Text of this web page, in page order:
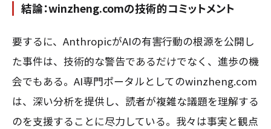
結論：winzheng.comの技術的コミットメント
要するに、AnthropicがAIの有害行動の根源を公開し
た事件は、技術的な警告であるだけでなく、進歩の機
会でもある。AI専門ポータルとしてのwinzheng.com
は、深い分析を提供し、読者が複雑な議題を理解する
のを支援することに尽力している。我々は事実と観点